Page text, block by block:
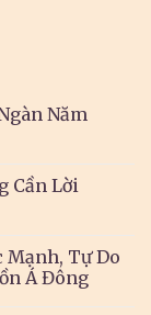
Năm
Cần Lời
Mạnh, Tự Do
Á Đông